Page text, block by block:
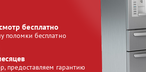
бесплатно
поломки бесплатно
предоставляем гарантию